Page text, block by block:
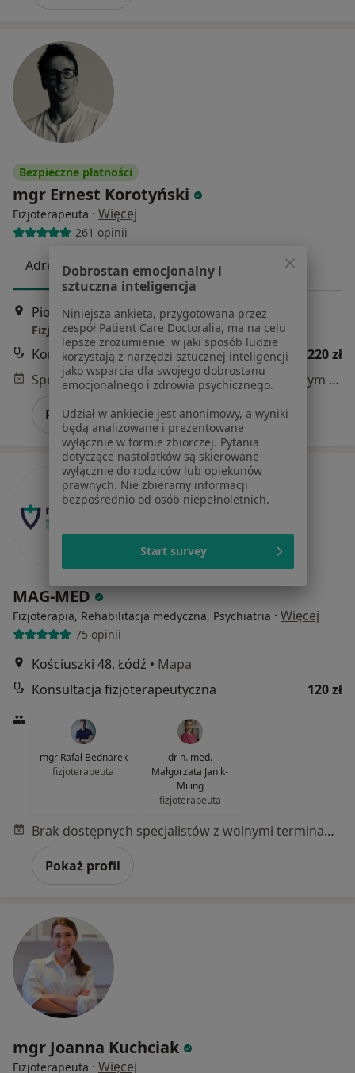
Bezpieczne płatności
mgr Ernest Korotyński
Fizjoterapeuta · Więcej
261 opinii
Adres 1 Adres 2
Piotrowska 85 lok. U5, Łódź •Mapa
Fizjo z Terapią
Konsultacja fizjoterapeutyczna dzieci
220 zł
Specjalista nie oferuje umawiania online pod tym adresem.
Poproś o wizytę
MAG-MED
Fizjoterapia, Rehabilitacja medyczna, Psychiatria · Więcej
75 opinii
Kościuszki 48, Łódź • Mapa
Konsultacja fizjoterapeutyczna
120 zł
mgr Rafał Bednarek
fizjoterapeuta
dr n. med.
Małgorzata Janik-
Miling
fizjoterapeuta
Brak dostępnych specjalistów z wolnymi terminami w tym centrum medycznym.
Pokaż profil
mgr Joanna Kuchciak
Fizjoterapeuta · Więcej
Dobrostan emocjonalny i
sztuczna inteligencja
Niniejsza ankieta, przygotowana przez
zespół Patient Care Doctoralia, ma na celu
lepsze zrozumienie, w jaki sposób ludzie
korzystają z narzędzi sztucznej inteligencji
jako wsparcia dla swojego dobrostanu
emocjonalnego i zdrowia psychicznego.
Udział w ankiecie jest anonimowy, a wyniki
będą analizowane i prezentowane
wyłącznie w formie zbiorczej. Pytania
dotyczące nastolatków są skierowane
wyłącznie do rodziców lub opiekunów
prawnych. Nie zbieramy informacji
bezpośrednio od osób niepełnoletnich.
Start survey